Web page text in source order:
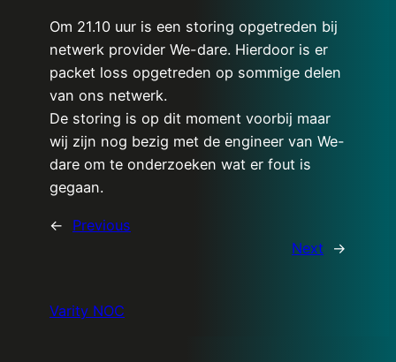
Om 21.10 uur is een storing opgetreden bij
netwerk provider We-dare. Hierdoor is er
packet loss opgetreden op sommige delen
van ons netwerk.
De storing is op dit moment voorbij maar
wij zijn nog bezig met de engineer van We-
dare om te onderzoeken wat er fout is
gegaan.
←
Previous
Next
→
Varity NOC